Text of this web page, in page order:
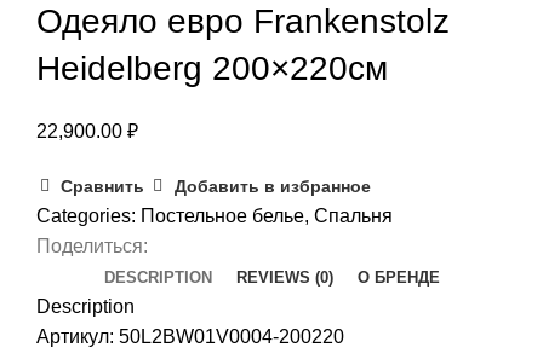
Одеяло евро Frankenstolz
Heidelberg 200×220см
22,900.00 ₽
Сравнить Добавить в избранное
Categories: Постельное белье, Спальня
Поделиться:
DESCRIPTION REVIEWS (0) О БРЕНДЕ
Description
Артикул: 50L2BW01V0004-200220